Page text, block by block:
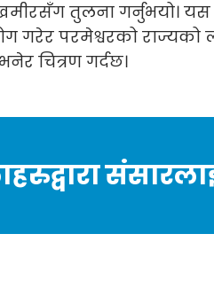
खमीरसँग तुलना गर्नुभयो।
गरेर परमेश्वरको राज्यको
चित्रण गर्दछ।